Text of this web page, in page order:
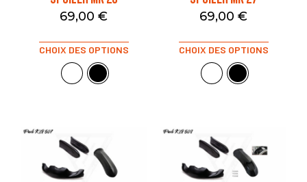
69,00 €
CHOIX DES OPTIONS
69,00 €
CHOIX DES OPTIONS